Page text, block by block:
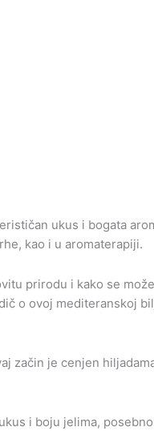
ukus i bogata
kao i u aromaterapiji.
prirodu i kako se
o ovoj mediteranskoj
začin je cenjen
i boju jelima,